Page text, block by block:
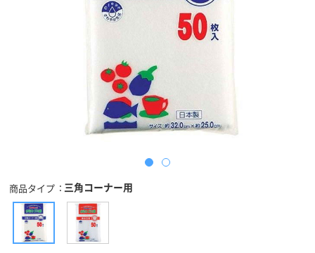
商品タイプ 三角コーナー用